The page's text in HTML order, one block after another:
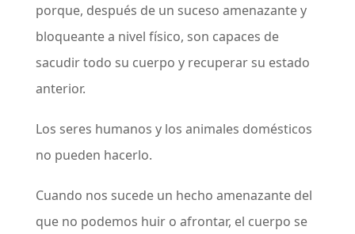
porque, después de un suceso amenazante y
bloqueante a nivel físico, son capaces de
sacudir todo su cuerpo y recuperar su estado
anterior.
Los seres humanos y los animales domésticos
no pueden hacerlo.
Cuando nos sucede un hecho amenazante del
que no podemos huir o afrontar, el cuerpo se